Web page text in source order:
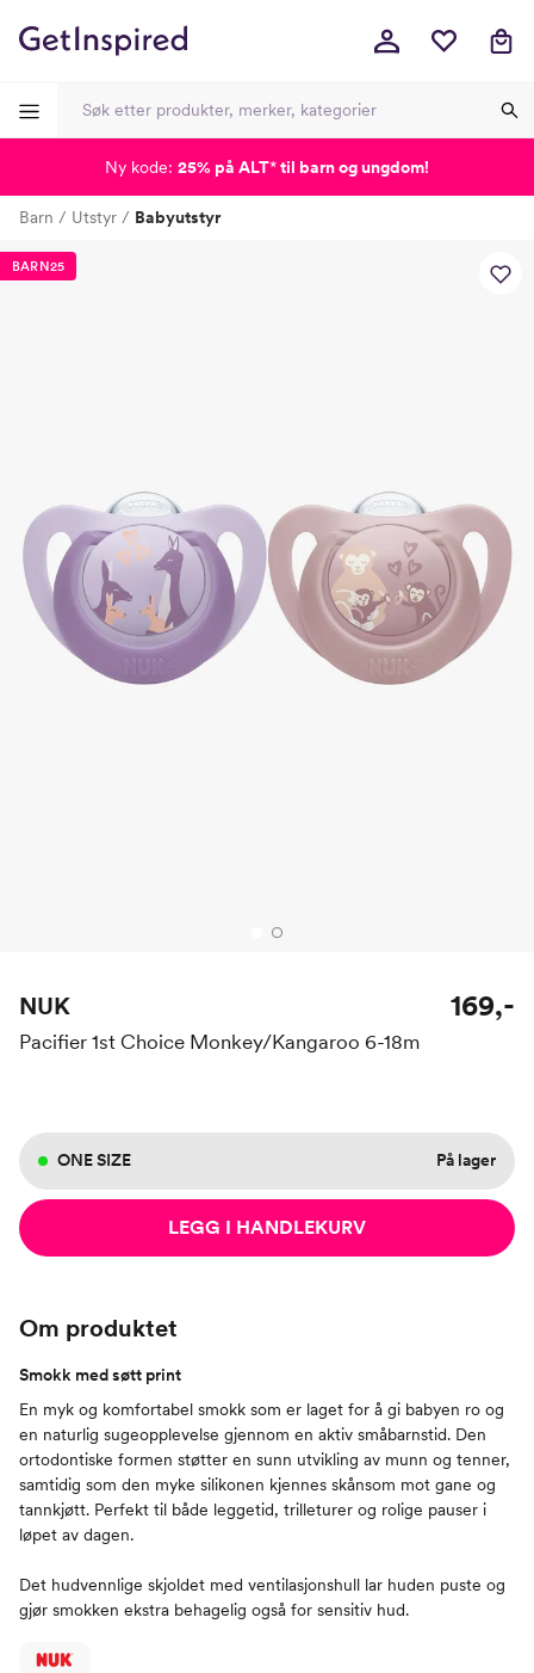
Barn Utstyr Babyutstyr
BARN25
NUK
Pacifier 1st Choice Monkey/Kangaroo 6-18m
169,-
ONE SIZE På lager
LEGG I HANDLEKURV
Om produktet
Smokk med søtt print
En myk og komfortabel smokk som er laget for å gi babyen ro og
en naturlig sugeopplevelse gjennom en aktiv småbarnstid. Den
ortodontiske formen støtter en sunn utvikling av munn og tenner,
samtidig som den myke silikonen kjennes skånsom mot gane og
tannkjøtt. Perfekt til både leggetid, trilleturer og rolige pauser i
løpet av dagen.
Det hudvennlige skjoldet med ventilasjonshull lar huden puste og
gjør smokken ekstra behagelig også for sensitiv hud.
Ny kode: 25% på ALT*til barn og ungdom!
-
-
-
-